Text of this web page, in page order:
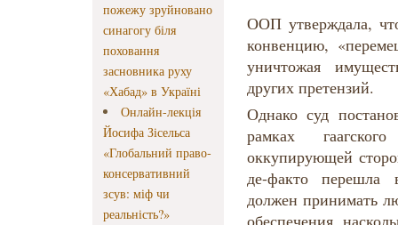
пожежу зруйновано
синагогу біля
поховання
засновника руху
«Хабад» в Україні
Онлайн-лекція
Йосифа Зісельса
«Глобальний право-
консервативний
зсув: міф чи
реальність?»
ООП утверждала,
конвенцию,
уничтожая
других претензий.
Однако суд
рамках
оккупирующей
де-факто перешла
должен принимать
обеспечения,